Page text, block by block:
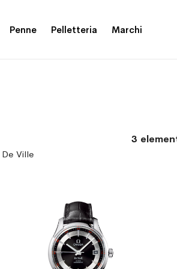
Penne Pelletteria Marchi
De Ville
3